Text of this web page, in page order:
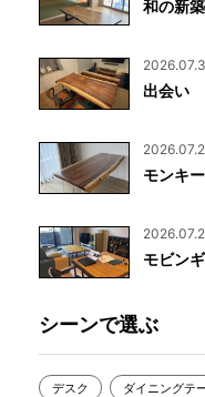
和の新
出会い
モンキ
モビンギ
シーンで選ぶ
デスク ダイニングテ